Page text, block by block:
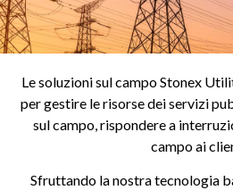
Le soluzioni sul campo Stonex
per gestire le risorse dei servizi
sul campo, rispondere a
campo ai
Sfruttando la nostra tecnologia